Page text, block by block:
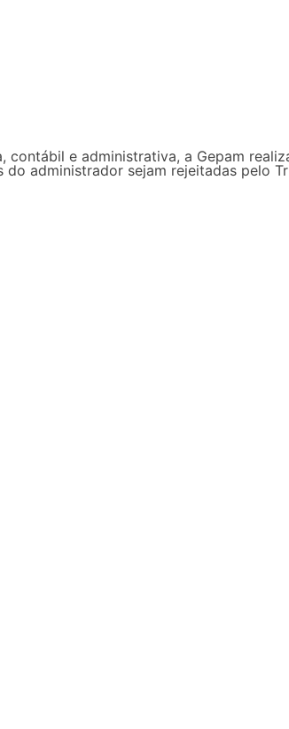
contábil e administrativa, a Gepam
administrador sejam rejeitadas pelo